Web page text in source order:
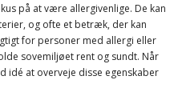
på at være allergivenlige. De kan
og ofte et betræk, der kan
for personer med allergi eller
sovemiljøet rent og sundt. Når
idé at overveje disse egenskaber